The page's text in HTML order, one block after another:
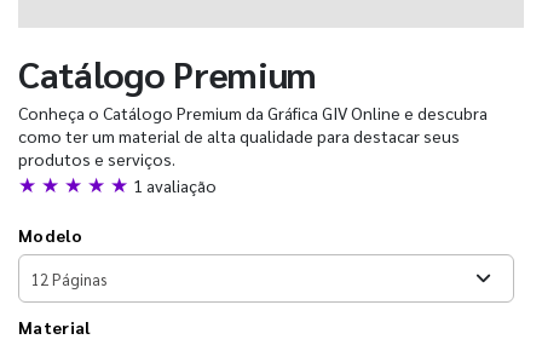
Catálogo Premium
Conheça o Catálogo Premium da Gráfica GIV Online e descubra
como ter um material de alta qualidade para destacar seus
produtos e serviços.
★ ★ ★ ★ ★ 1 avaliação
Modelo
Material